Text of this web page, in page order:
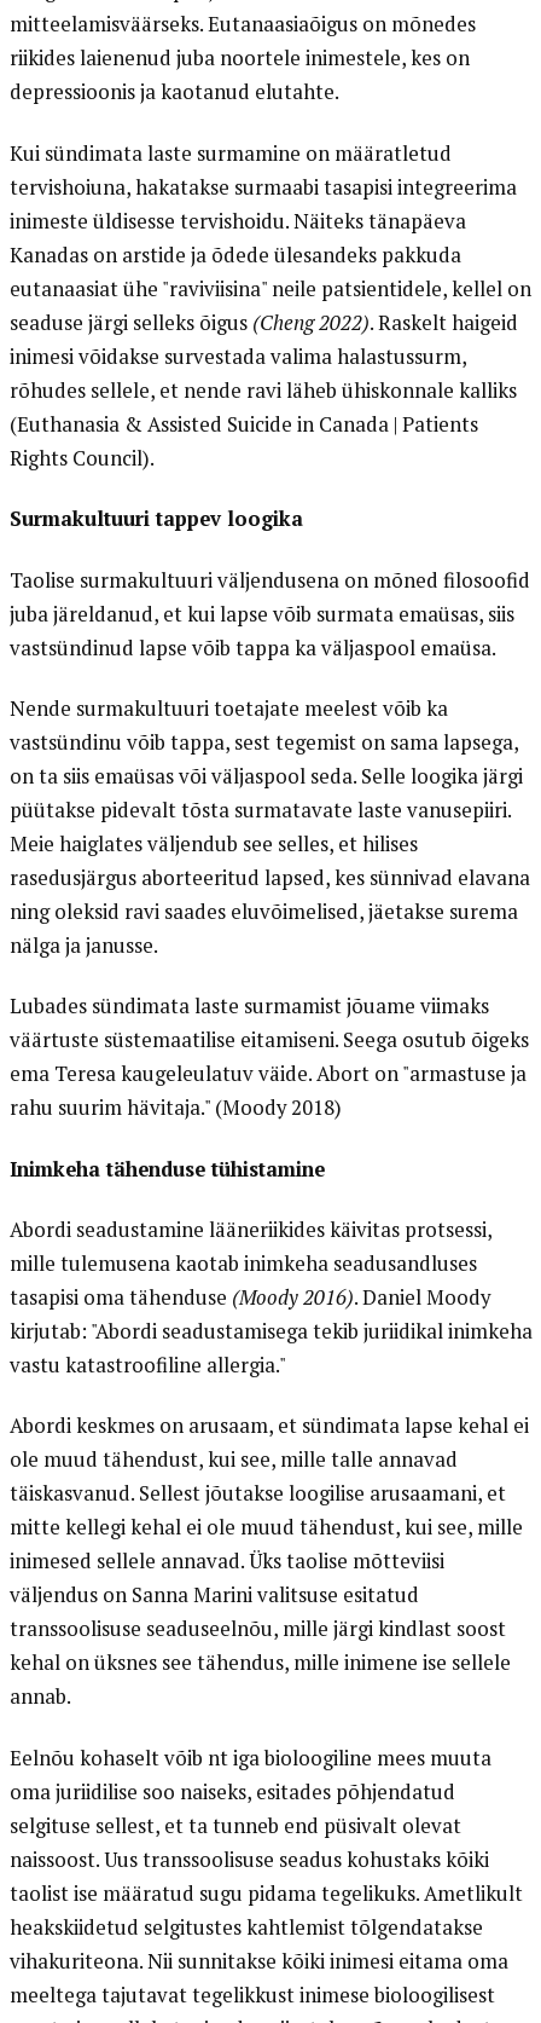
mitteelamisväärseks. Eutanaasiaõigus on mõnedes
riikides laienenud juba noortele inimestele, kes on
depressioonis ja kaotanud elutahte.
Kui sündimata laste surmamine on määratletud
tervishoiuna, hakatakse surmaabi tasapisi integreerima
inimeste üldisesse tervishoidu. Näiteks tänapäeva
Kanadas on arstide ja õdede ülesandeks pakkuda
eutanaasiat ühe "raviviisina" neile patsientidele, kellel on
seaduse järgi selleks õigus (Cheng 2022). Raskelt haigeid
inimesi võidakse survestada valima halastussurm,
rõhudes sellele, et nende ravi läheb ühiskonnale kalliks
(Euthanasia & Assisted Suicide in Canada | Patients
Rights Council).
Surmakultuuri tappev loogika
Taolise surmakultuuri väljendusena on mõned filosoofid
juba järeldanud, et kui lapse võib surmata emaüsas, siis
vastsündinud lapse võib tappa ka väljaspool emaüsa.
Nende surmakultuuri toetajate meelest võib ka
vastsündinu võib tappa, sest tegemist on sama lapsega,
on ta siis emaüsas või väljaspool seda. Selle loogika järgi
püütakse pidevalt tõsta surmatavate laste vanusepiiri.
Meie haiglates väljendub see selles, et hilises
rasedusjärgus aborteeritud lapsed, kes sünnivad elavana
ning oleksid ravi saades eluvõimelised, jäetakse surema
nälga ja janusse.
Lubades sündimata laste surmamist jõuame viimaks
väärtuste süstemaatilise eitamiseni. Seega osutub õigeks
ema Teresa kaugeleulatuv väide. Abort on "armastuse ja
rahu suurim hävitaja." (Moody 2018)
Inimkeha tähenduse tühistamine
Abordi seadustamine lääneriikides käivitas protsessi,
mille tulemusena kaotab inimkeha seadusandluses
tasapisi oma tähenduse (Moody 2016). Daniel Moody
kirjutab: "Abordi seadustamisega tekib juriidikal inimkeha
vastu katastroofiline allergia."
Abordi keskmes on arusaam, et sündimata lapse kehal ei
ole muud tähendust, kui see, mille talle annavad
täiskasvanud. Sellest jõutakse loogilise arusaamani, et
mitte kellegi kehal ei ole muud tähendust, kui see, mille
inimesed sellele annavad. Üks taolise mõtteviisi
väljendus on Sanna Marini valitsuse esitatud
transsoolisuse seaduseelnõu, mille järgi kindlast soost
kehal on üksnes see tähendus, mille inimene ise sellele
annab.
Eelnõu kohaselt võib nt iga bioloogiline mees muuta
oma juriidilise soo naiseks, esitades põhjendatud
selgituse sellest, et ta tunneb end püsivalt olevat
naissoost. Uus transsoolisuse seadus kohustaks kõiki
taolist ise määratud sugu pidama tegelikuks. Ametlikult
heakskiidetud selgitustes kahtlemist tõlgendatakse
vihakuriteona. Nii sunnitakse kõiki inimesi eitama oma
meeltega tajutavat tegelikkust inimese bioloogilisest